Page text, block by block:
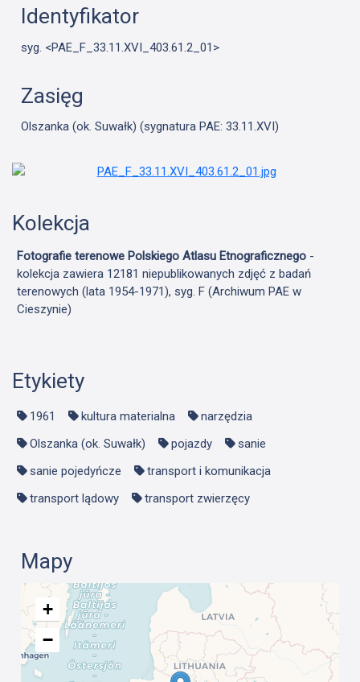
Identyfikator
syg. <PAE_F_33.11.XVI_403.61.2_01>
Zasięg
Olszanka (ok. Suwałk) (sygnatura PAE: 33.11.XVI)
Kolekcja
Fotografie terenowe Polskiego Atlasu Etnograficznego -
kolekcja zawiera 12181 niepublikowanych zdjęć z badań
terenowych (lata 1954-1971), syg. F (Archiwum PAE w
Cieszynie)
Etykiety
1961 kultura materialna
narzędzia
Olszanka (ok. Suwałk)
pojazdy
sanie
sanie pojedyńcze
transport i komunikacja
transport lądowy
transport zwierzęcy
Mapy
+
−